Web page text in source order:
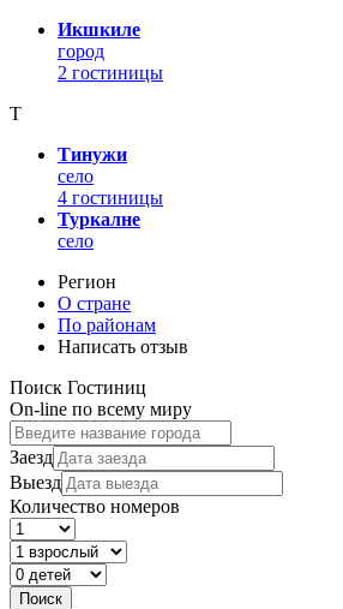
Икшкиле
город
2 гостиницы
Т
Тинужи
село
4 гостиницы
Туркалне
село
Регион
О стране
По районам
Написать отзыв
Поиск Гостиниц
On-line по всему миру
Заезд
Выезд
Количество номеров